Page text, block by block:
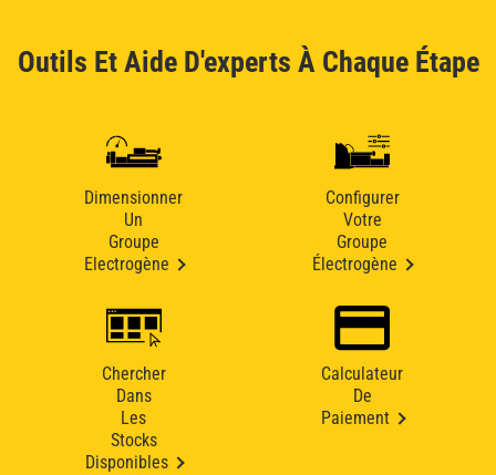
Outils Et Aide D'experts À Chaque Étape
Dimensionner
Un
Groupe
Electrogène
Configurer
Votre
Groupe
Électrogène
Chercher
Dans
Les
Stocks
Disponibles
Calculateur
De
Paiement